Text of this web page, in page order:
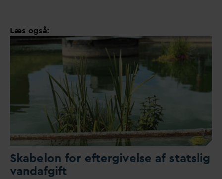
Læs også:
Skabelon for eftergivelse af statslig
vandafgift